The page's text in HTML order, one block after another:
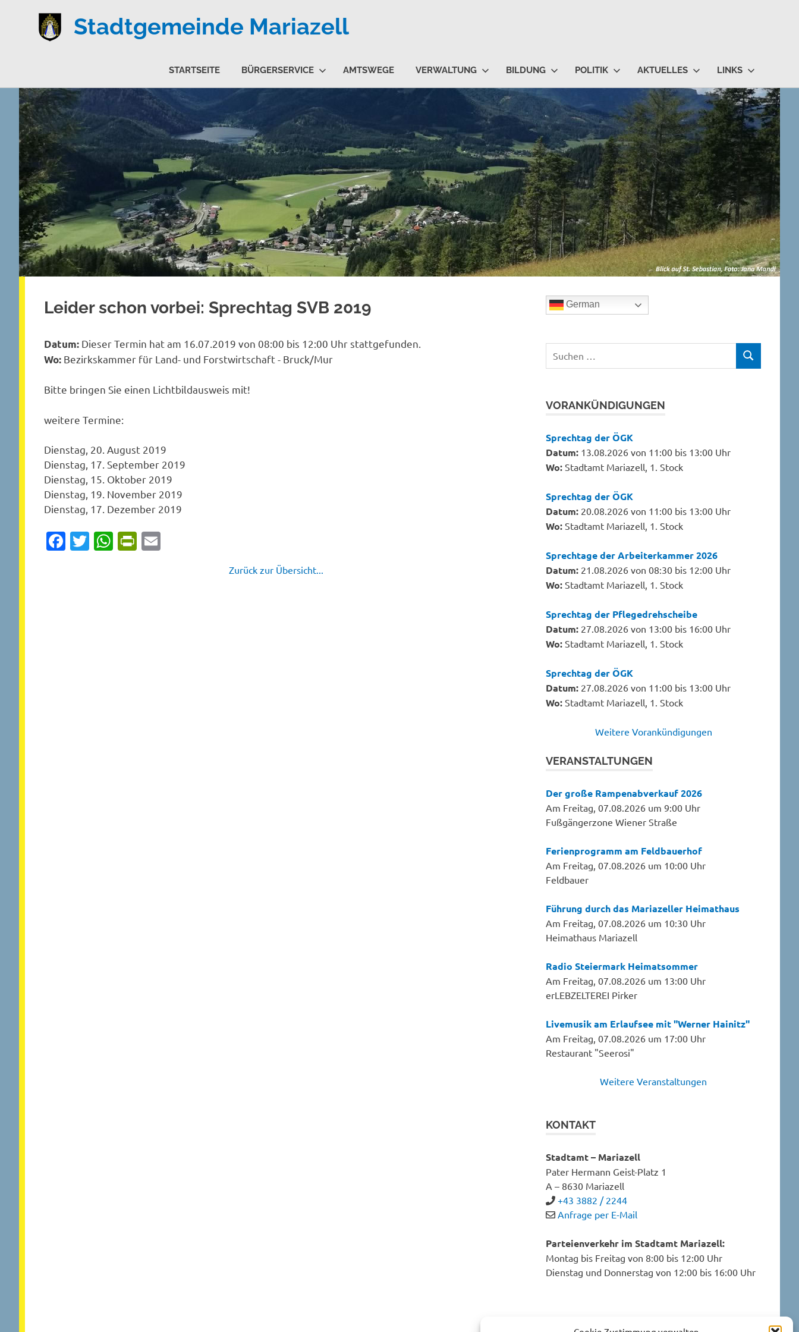
Inhalt
springen
Stadtgemeinde Mariazell
STARTSEITE BÜRGERSERVICE AMTSWEGE VERWALTUNG BILDUNG POLITIK AKTUELLES LINKS
Leider schon vorbei: Sprechtag SVB 2019
Datum: Dieser Termin hat am 16.07.2019 von 08:00 bis 12:00 Uhr stattgefunden.
Wo: Bezirkskammer für Land- und Forstwirtschaft - Bruck/Mur
Bitte bringen Sie einen Lichtbildausweis mit!
weitere Termine:
Dienstag, 20. August 2019
Dienstag, 17. September 2019
Dienstag, 15. Oktober 2019
Dienstag, 19. November 2019
Dienstag, 17. Dezember 2019
Facebook
Twitter
WhatsApp
PrintFriendly
Zurück zur Übersicht...
German
Suchen
SUCHEN
VORANKÜNDIGUNGEN
Sprechtag der ÖGK
Datum: 13.08.2026 von 11:00 bis 13:00 Uhr
Wo: Stadtamt Mariazell, 1. Stock
Sprechtag der ÖGK
Datum: 20.08.2026 von 11:00 bis 13:00 Uhr
Wo: Stadtamt Mariazell, 1. Stock
Sprechtage der Arbeiterkammer 2026
Datum: 21.08.2026 von 08:30 bis 12:00 Uhr
Wo: Stadtamt Mariazell, 1. Stock
Sprechtag der Pflegedrehscheibe
Datum: 27.08.2026 von 13:00 bis 16:00 Uhr
Wo: Stadtamt Mariazell, 1. Stock
Sprechtag der ÖGK
Datum: 27.08.2026 von 11:00 bis 13:00 Uhr
Wo: Stadtamt Mariazell, 1. Stock
Weitere Vorankündigungen
VERANSTALTUNGEN
Der große Rampenabverkauf 2026
Am Freitag, 07.08.2026 um 9:00 Uhr
Fußgängerzone Wiener Straße
Ferienprogramm am Feldbauerhof
Am Freitag, 07.08.2026 um 10:00 Uhr
Feldbauer
Führung durch das Mariazeller Heimathaus
Am Freitag, 07.08.2026 um 10:30 Uhr
Heimathaus Mariazell
Radio Steiermark Heimatsommer
Am Freitag, 07.08.2026 um 13:00 Uhr
erLEBZELTEREI Pirker
Livemusik am Erlaufsee mit "Werner Hainitz"
Am Freitag, 07.08.2026 um 17:00 Uhr
Restaurant "Seerosi"
Weitere Veranstaltungen
KONTAKT
Stadtamt – Mariazell
Pater Hermann Geist-Platz 1
A – 8630 Mariazell
+43 3882 / 2244
Anfrage per E-Mail
Parteienverkehr im Stadtamt Mariazell:
Montag bis Freitag von 8:00 bis 12:00 Uhr
Dienstag und Donnerstag von 12:00 bis 16:00 Uhr
Datenschutzerklärung